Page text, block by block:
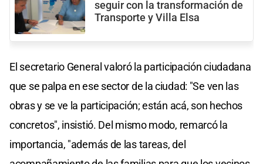
seguir con la transformación de
Transporte y Villa Elsa
El secretario General valoró la participación ciudadana
que se palpa en ese sector de la ciudad: "Se ven las
obras y se ve la participación; están acá, son hechos
concretos", insistió. Del mismo modo, remarcó la
importancia, "además de las tareas, del